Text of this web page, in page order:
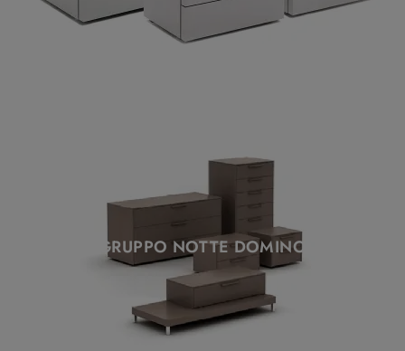
GRUPPO NOTTE DOMINO